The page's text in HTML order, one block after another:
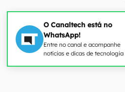
O Canaltech está no
WhatsApp!
Entre no canal e acompanhe
notícias e dicas de tecnologia